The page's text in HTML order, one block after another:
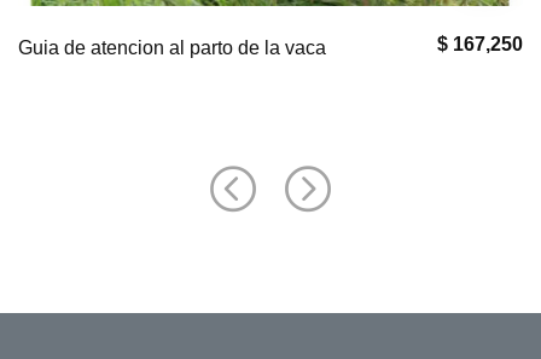
$ 0
Puntos Clave en Geriatría Felina